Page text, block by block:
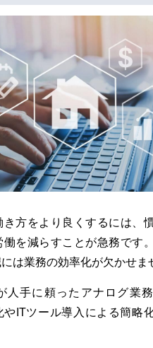
方をより良くするには、
を減らすことが急務です。
は業務の効率化が欠かせま
人手に頼ったアナログ業
やITツール導入による簡略